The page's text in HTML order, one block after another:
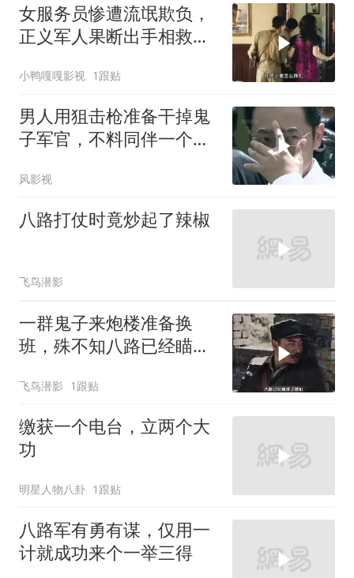
女服务员惨遭流氓欺负，
正义军人果断出手相救，
小鸭嘎嘎影视 1跟贴
男人用狙击枪准备干掉鬼
子军官，不料同伴一个手
风影视
八路打仗时竟炒起了辣椒
飞鸟潜影
一群鬼子来炮楼准备换
班，殊不知八路已经瞄准
飞鸟潜影 1跟贴
缴获一个电台，立两个大
功
明星人物八卦 1跟贴
八路军有勇有谋，仅用一
计就成功来个一举三得